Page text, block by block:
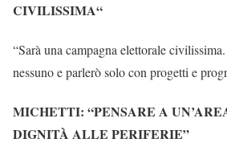
CIVILISSIMA“
“Sarà una campagna elettorale
nessuno e parlerò solo con progetti e
MICHETTI: “PENSARE A
DIGNITÀ ALLE PERIFERIE”